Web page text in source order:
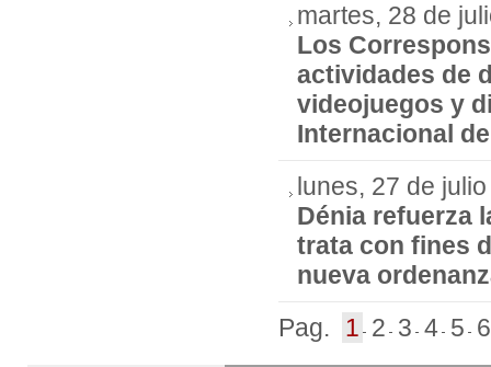
martes, 28 de
Los
actividades de
videojuegos y
Internacional
lunes, 27 de
Dénia refuerza
trata con fines
nueva
Pag.
1 2 3 4 5 6